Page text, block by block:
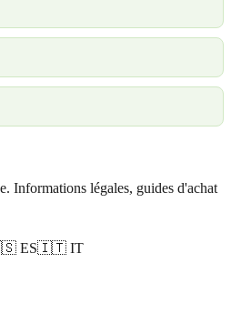
Informations légales, guides d'achat
ES🇮🇹 IT